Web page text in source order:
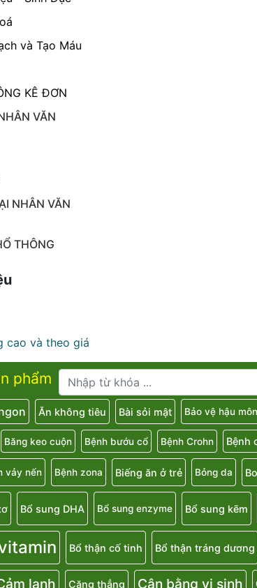
và Tạo Máu
KÊ ĐƠN
VĂN
NHÂN VĂN
THÔNG
cao và theo giá
phẩm
Ăn không tiêu Bài sỏi mật Bảo vệ hậu môn
Băng keo cuộn Bệnh bướu cổ Bệnh Crohn Bệnh
vảy nến Bệnh zona Biếng ăn ở trẻ Bỏng da
Bổ sung DHA Bổ sung enzyme Bổ sung kẽm
Bổ thận cố tinh Bổ thận tráng dương
lạnh Căng thẳng Cân bằng vi sinh